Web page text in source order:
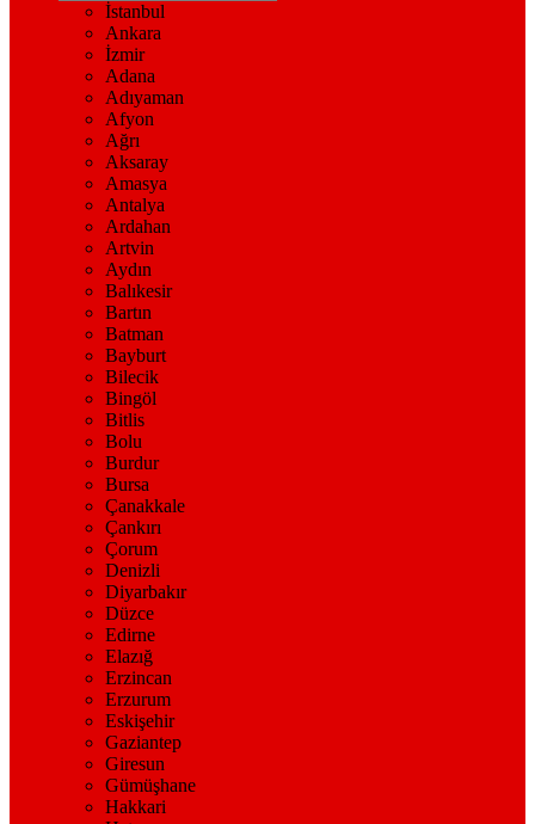
İstanbul
Ankara
İzmir
Adana
Adıyaman
Afyon
Ağrı
Aksaray
Amasya
Antalya
Ardahan
Artvin
Aydın
Balıkesir
Bartın
Batman
Bayburt
Bilecik
Bingöl
Bitlis
Bolu
Burdur
Bursa
Çanakkale
Çankırı
Çorum
Denizli
Diyarbakır
Düzce
Edirne
Elazığ
Erzincan
Erzurum
Eskişehir
Gaziantep
Giresun
Gümüşhane
Hakkari